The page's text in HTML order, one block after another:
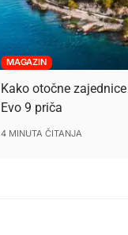
MAGAZIN
Kako otočne
Evo 9 priča
4 MINUTA ČITANJA